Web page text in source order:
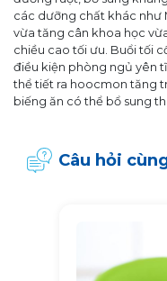
các dưỡng chất khác như
vừa tăng cân khoa học
chiều cao tối ưu. Buổi tối
điều kiện phòng ngủ yên
thể tiết ra hoocmon tăng
biếng ăn có thể bổ sung
Câu hỏi